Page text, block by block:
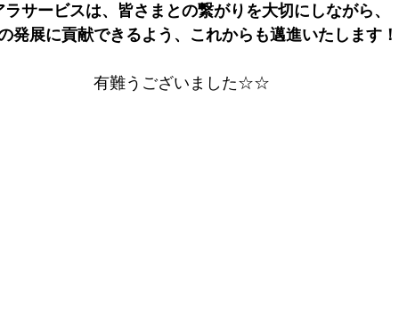
ラサービスは、皆さまとの繋がりを大切にしながら、
発展に貢献できるよう、これからも邁進いたします！
有難うございました☆☆